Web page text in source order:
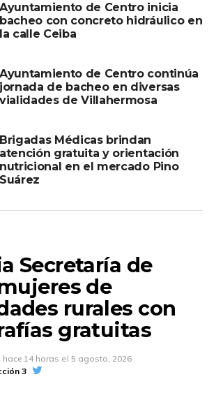
que estas acciones forman parte de
social y equidad que prioriza el
y brinda herramientas para
de vida de las familias en las
en:
CENTRO
Ayuntamiento de Centro inicia
bacheo con concreto hidráulico en
la calle Ceiba
Ayuntamiento de Centro continúa
jornada de bacheo en diversas
vialidades de Villahermosa
Brigadas Médicas brindan
atención gratuita y orientación
nutricional en el mercado Pino
Suárez
Secretaría de
de
rurales con
gratuitas
hace 14 horas el 5 agosto, 2026
3